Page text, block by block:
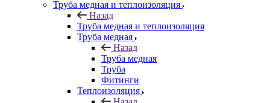
Труба медная и теплоизоляция
Назад
Труба медная и теплоизоляция
Труба медная
Назад
Труба медная
Труба
Фитинги
Теплоизоляция